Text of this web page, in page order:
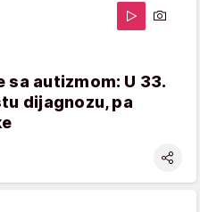
autizmom: U 33.
dijagnozu, pa